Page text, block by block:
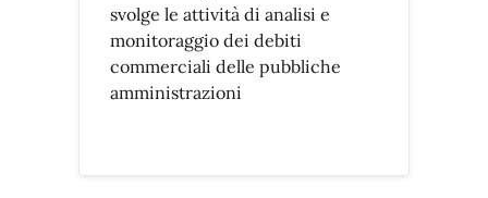
svolge le attività di analisi e
monitoraggio dei debiti
commerciali delle pubbliche
amministrazioni